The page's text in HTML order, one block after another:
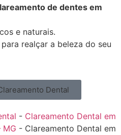
de dentes em
e naturais.
realçar a beleza do seu
Dental
- Clareamento Dental em
MG - Clareamento Dental em